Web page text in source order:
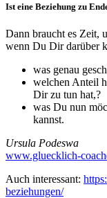
Ist eine Beziehung zu
Dann braucht es Zeit,
wenn Du Dir darüber
was genau
welchen Anteil
Dir zu tun hat,?
was Du nun
kannst.
Ursula Podeswa
www.gluecklich-
Auch interessant:
beziehungen/